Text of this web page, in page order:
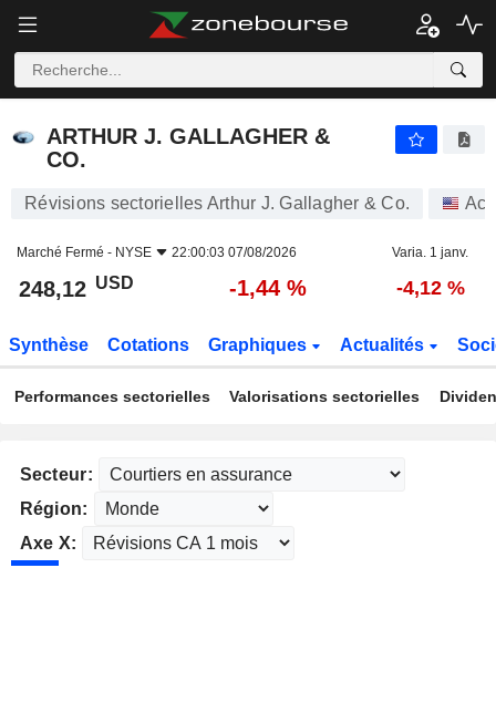
ARTHUR J. GALLAGHER &
CO.
Révisions sectorielles Arthur J. Gallagher & Co.
Marché Fermé - NYSE 22:00:03 07/08/2026 Varia. 1 janv.
248,12 USD -1,44 % -4,12 %
Synthèse Cotations Graphiques Actualités
Performances sectorielles Valorisations sectorielles
Secteur:
Région:
Axe X: